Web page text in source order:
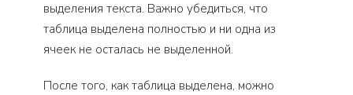
выделения текста. Важно убедиться, что
таблица выделена полностью и ни одна из
ячеек не осталась не выделенной.
После того, как таблица выделена, можно